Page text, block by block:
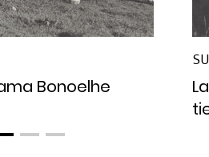
Bonoelhe